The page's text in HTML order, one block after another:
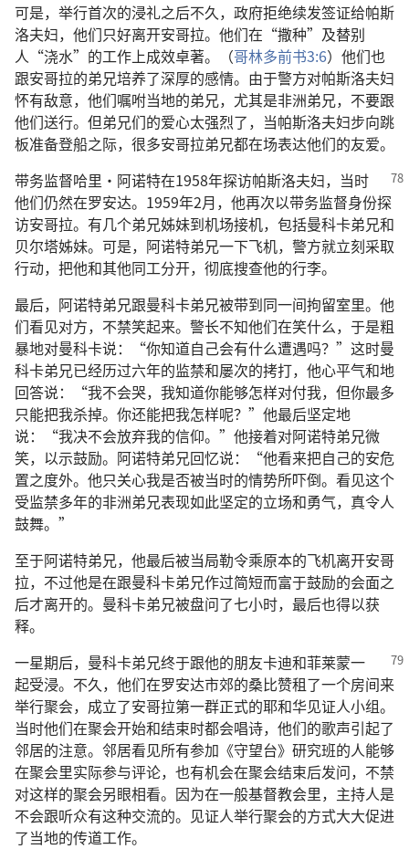
可是，举行首次的浸礼之后不久，政府拒绝续发签证给帕斯
洛夫妇，他们只好离开安哥拉。他们在“撒种”及替别
人“浇水”的工作上成效卓著。（哥林多前书3:6）他们也
跟安哥拉的弟兄培养了深厚的感情。由于警方对帕斯洛夫妇
怀有敌意，他们嘱咐当地的弟兄，尤其是非洲弟兄，不要跟
他们送行。但弟兄们的爱心太强烈了，当帕斯洛夫妇步向跳
板准备登船之际，很多安哥拉弟兄都在场表达他们的友爱。
带务监督哈里·阿诺特在1958年探访帕斯洛夫妇， 当时
他们仍然在罗安达。1959年2月，他再次以带务监督身份探
访安哥拉。有几个弟兄姊妹到机场接机，包括曼科卡弟兄和
贝尔塔姊妹。可是，阿诺特弟兄一下飞机，警方就立刻采取
行动，把他和其他同工分开，彻底搜查他的行李。
最后，阿诺特弟兄跟曼科卡弟兄被带到同一间拘留室里。他
们看见对方，不禁笑起来。警长不知他们在笑什么，于是粗
暴地对曼科卡说：“你知道自己会有什么遭遇吗？”这时曼
科卡弟兄已经历过六年的监禁和屡次的拷打，他心平气和地
回答说：“我不会哭，我知道你能够怎样对付我，但你最多
只能把我杀掉。你还能把我怎样呢？”他最后坚定地
说：“我决不会放弃我的信仰。”他接着对阿诺特弟兄微
笑，以示鼓励。阿诺特弟兄回忆说：“他看来把自己的安危
置之度外。他只关心我是否被当时的情势所吓倒。看见这个
受监禁多年的非洲弟兄表现如此坚定的立场和勇气，真令人
鼓舞。”
至于阿诺特弟兄，他最后被当局勒令乘原本的飞机离开安哥
拉，不过他是在跟曼科卡弟兄作过简短而富于鼓励的会面之
后才离开的。曼科卡弟兄被盘问了七小时，最后也得以获
释。
一星期后，曼科卡弟兄终于跟他的朋友卡迪和菲莱蒙一
起受浸。不久，他们在罗安达市郊的桑比赞租了一个房间来
举行聚会，成立了安哥拉第一群正式的耶和华见证人小组。
当时他们在聚会开始和结束时都会唱诗，他们的歌声引起了
邻居的注意。邻居看见所有参加《守望台》研究班的人能够
在聚会里实际参与评论，也有机会在聚会结束后发问，不禁
对这样的聚会另眼相看。因为在一般基督教会里，主持人是
不会跟听众有这种交流的。见证人举行聚会的方式大大促进
了当地的传道工作。